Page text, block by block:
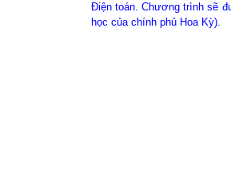
Điện toán. Chương trình sẽ
học của chính phủ Hoa Kỳ).